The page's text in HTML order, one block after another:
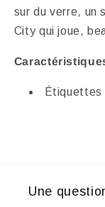
sur du verre, un
City qui joue,
Étiquettes
Une